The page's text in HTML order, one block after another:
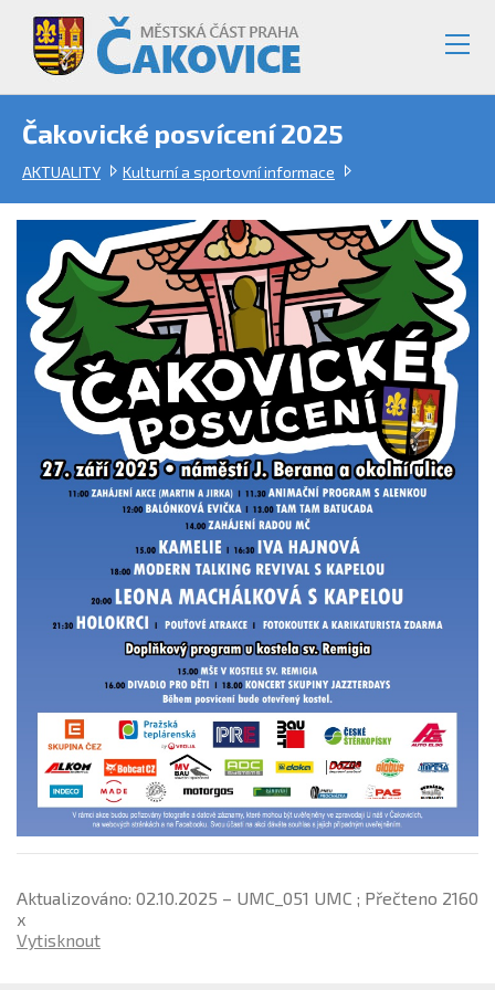
Čakovické posvícení 2025
AKTUALITY Kulturní a sportovní informace
Aktualizováno: 02.10.2025 – UMC_051 UMC ; Přečteno 2160
x
Vytisknout